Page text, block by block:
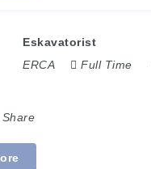
Eskavatorist
ERCA
Full Time
Share